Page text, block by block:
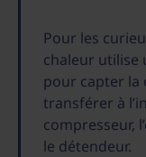
Pour les
chaleur utilise
pour capter la
transférer à
compresseur,
le détendeur.